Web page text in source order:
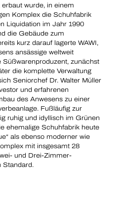
wurde, in einem
Komplex die Schuhfabrik
Liquidation im Jahr 1990
die Gebäude zum
kurz darauf lagerte WAWI,
ansässige weltweit
zunächst
die komplette Verwaltung
Seniorchef Dr. Walter Müller
und erfahrenen
des Anwesens zu einer
Fußläufig zur
ruhig und idyllisch im Grünen
ehemalige Schuhfabrik heute
als ebenso moderner wie
mit insgesamt 28
und Drei-Zimmer-
Standard.